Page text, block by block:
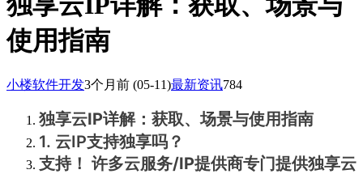
使用指南
小楼软件开发3个月前 (05-11)最新资讯784
独享云IP详解：获取、场景与使用指南
1. 云IP支持独享吗？
支持！ 许多云服务/IP提供商专门提供独享云